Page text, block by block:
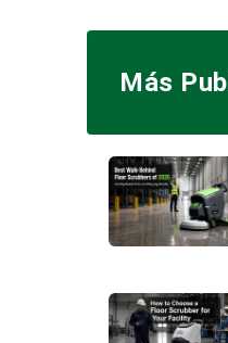
Más